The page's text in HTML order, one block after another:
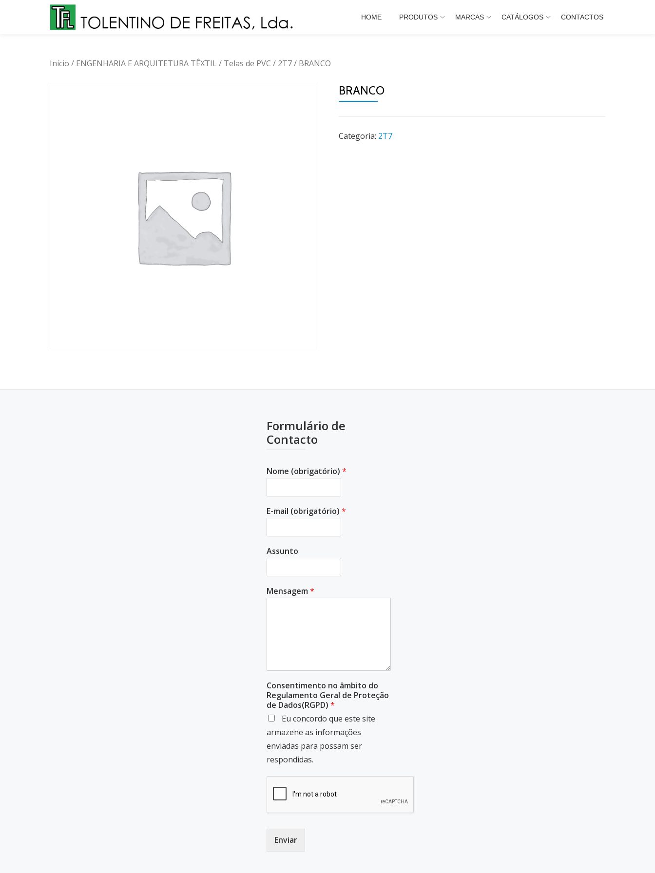
HOME PRODUTOS MARCAS CATÁLOGOS CONTACTOS
Início / ENGENHARIA E ARQUITETURA TÊXTIL / Telas de PVC / 2T7/ BRANCO
BRANCO
Categoria: 2T7
Formulário de
Contacto
Nome (obrigatório) *
E-mail (obrigatório) *
Assunto
Mensagem *
Consentimento no âmbito do
Regulamento Geral de Proteção
de Dados(RGPD) *
Eu concordo que este site
armazene as informações
enviadas para possam ser
respondidas.
Enviar